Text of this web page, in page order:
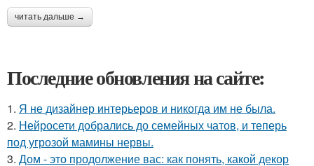
читать дальше →
Последние обновления на сайте:
1. Я не дизайнер интерьеров и никогда им не была.
2. Нейросети добрались до семейных чатов, и теперь
под угрозой мамины нервы.
3. Дом - это продолжение вас: как понять, какой декор